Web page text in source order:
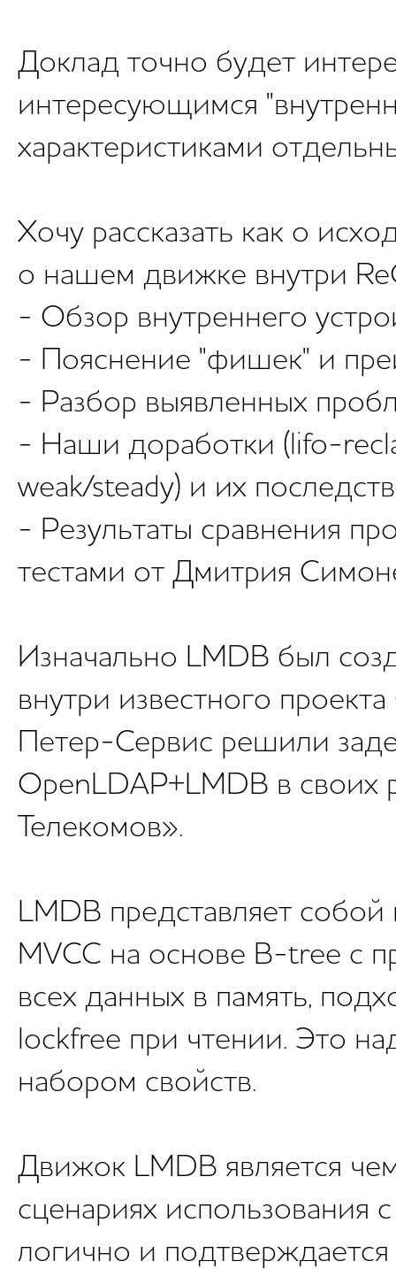
Доклад точно будет
интересующимся
характеристиками
Хочу рассказать как о
о нашем движке внутри
- Обзор внутреннего
- Пояснение "фишек" и
- Разбор выявленных
- Наши доработки (lifo-
weak/steady) и их
- Результаты сравнения
тестами от Дмитрия
Изначально LMDB был
внутри известного
Петер-Сервис решили
OpenLDAP+LMDB в
Телекомов».
LMDB представляет
MVCC на основе B-tree с
всех данных в память,
lockfree при чтении. Это
набором свойств.
Движок LMDB является
сценариях использования
логично и